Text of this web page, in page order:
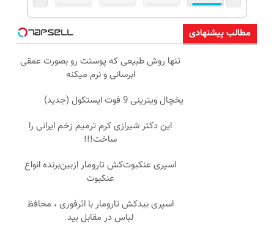
مطالب پیشنهادی
تنها روش طبیعی که پوستت رو بصورت عمقی
ابرسانی و نرم میکنه
یخچال ویترینی 9 فوت ایستکول (جدید)
این دکتر شیرازی کرم ترمیم زخم ایرانی را
ساخت!!!
اسپری عنکبوت‌‌کش تارومار ازبین‌برنده انواع
عنکبوت
اسپری بیدکش تارومار با اثرفوری ، محافظ
لباس در مقابل بید